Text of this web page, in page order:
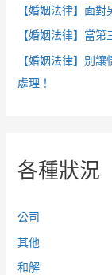
【婚姻法律】面
【婚姻法律】當
【婚姻法律】別
處理！
各種狀況
公司
其他
和解